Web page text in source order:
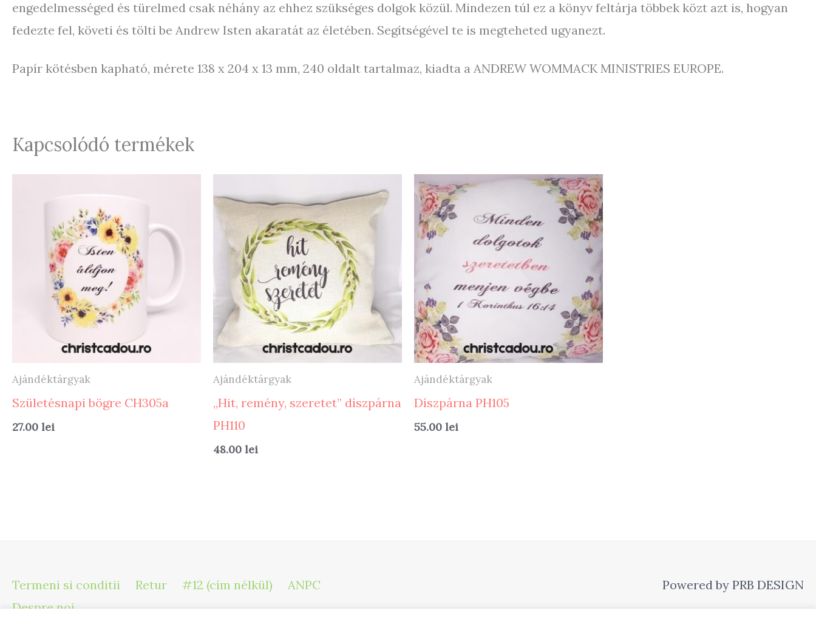
engedelmességed és türelmed csak néhány az ehhez szükséges dolgok közül. Mindezen túl ez a könyv feltárja többek közt azt is, hogyan
fedezte fel, követi és tölti be Andrew Isten akaratát az életében. Segítségével te is megteheted ugyanezt.
Papír kötésben kapható, mérete 138 x 204 x 13 mm, 240 oldalt tartalmaz, kiadta a ANDREW WOMMACK MINISTRIES EUROPE.
Kapcsolódó termékek
Ajándéktárgyak
Születésnapi bögre CH305a
27.00 lei
Ajándéktárgyak
„Hit, remény, szeretet” díszpárna
PH110
48.00 lei
Ajándéktárgyak
Díszpárna PH105
55.00 lei
Termeni si conditii Retur #12 (cím nélkül)
ANPC
Despre noi
Powered by PRB DESIGN